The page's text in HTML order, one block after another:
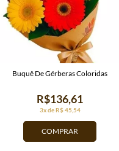
COMPRAR
3x de R$ 45,54
R$136,61
Buquê De Gérberas Coloridas